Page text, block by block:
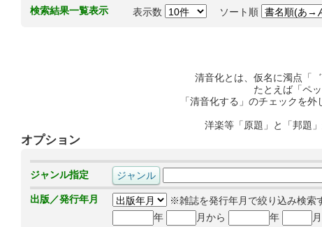
検索結果一覧表示 表示数 ソート順
清音化とは、仮名に濁点「
たとえば「ペ
「清音化する」のチェックを
洋楽等「原題」と「邦題
オプション
ジャンル指定
出版／発行年月
※雑誌を発行年月で絞り込み検索
年
月から 年